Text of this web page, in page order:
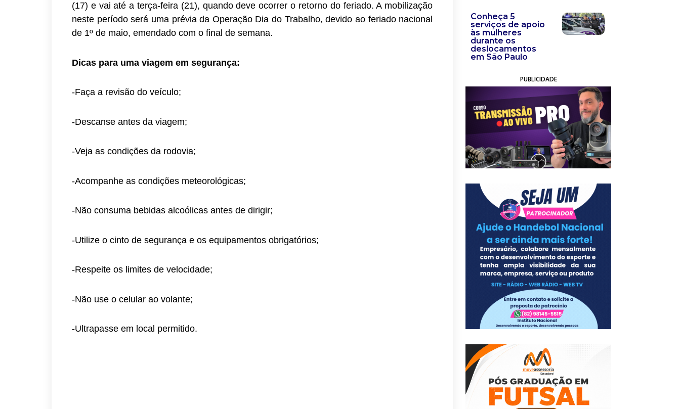
(17) e vai até a terça-feira (21), quando deve ocorrer o retorno do feriado. A mobilização
neste período será uma prévia da Operação Dia do Trabalho, devido ao feriado nacional
de 1º de maio, emendado com o final de semana.
Dicas para uma viagem em segurança:
-Faça a revisão do veículo;
-Descanse antes da viagem;
-Veja as condições da rodovia;
-Acompanhe as condições meteorológicas;
-Não consuma bebidas alcoólicas antes de dirigir;
-Utilize o cinto de segurança e os equipamentos obrigatórios;
-Respeite os limites de velocidade;
-Não use o celular ao volante;
-Ultrapasse em local permitido.
Conheça 5
serviços de apoio
às mulheres
durante os
deslocamentos
em São Paulo
PUBLICIDADE